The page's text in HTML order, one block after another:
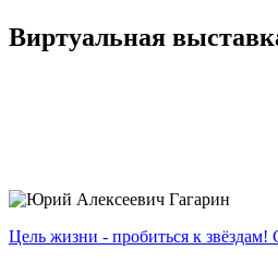
Виртуальная
Цель жизни - пробиться к